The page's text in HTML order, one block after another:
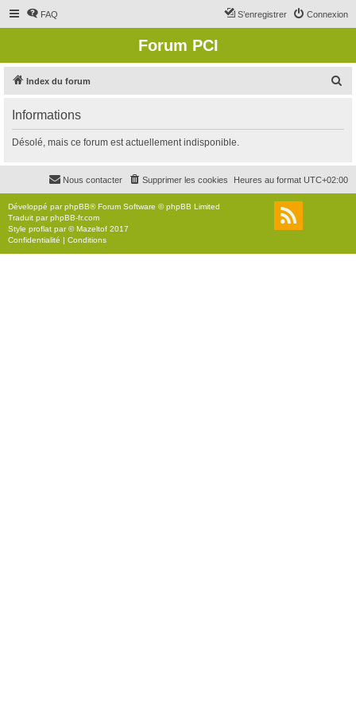
FAQ Connexion
S’enregistrer
Forum PCI
Index du forum
r
c
r
Informations
Désolé, mais ce forum est actuellement indisponible.
Heures au format UTC+02:00
Supprimer les cookies
Nous contacter
Développé parphpBB® Forum Software © phpBB Limited
Traduit parphpBB-fr.com
Style proflat par ©Mazeltof 2017
Confidentialité | Conditions